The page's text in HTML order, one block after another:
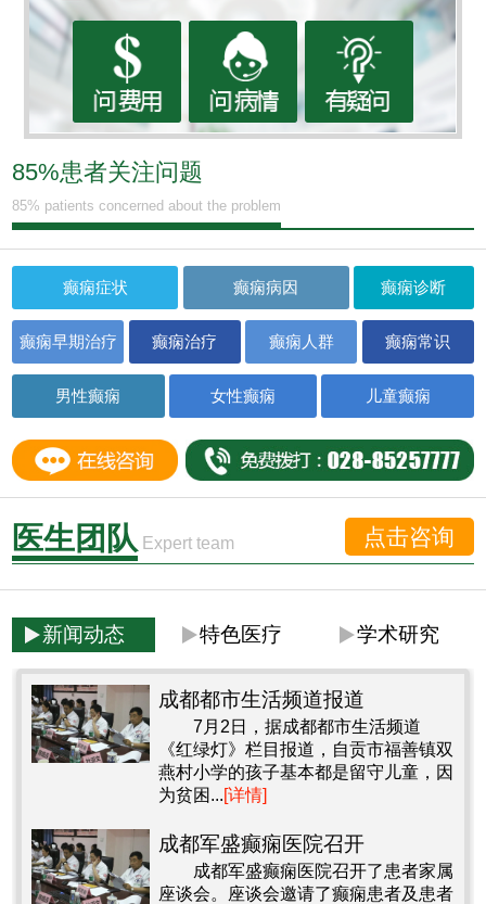
85%患者关注问题
85% patients concerned about the problem
癫痫症状 癫痫病因 癫痫诊断
癫痫早期治疗 癫痫治疗 癫痫人群 癫痫常识
男性癫痫 女性癫痫 儿童癫痫
医生团队 Expert team 点击咨询
新闻动态 特色医疗 学术研究
成都都市生活频道报道
7月2日，据成都都市生活频道
《红绿灯》栏目报道，自贡市福善镇双
燕村小学的孩子基本都是留守儿童，因
为贫困...[详情]
成都军盛癫痫医院召开
成都军盛癫痫医院召开了患者家属
座谈会。座谈会邀请了癫痫患者及患者